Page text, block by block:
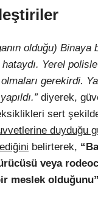
olduğu) Binaya
Yerel
gerekirdi.
diyerek,
sert
duyduğu
belirterek,
veya
meslek olduğunu”